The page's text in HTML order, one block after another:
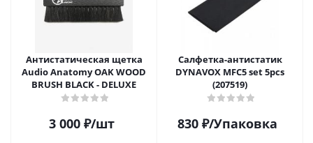
Антистатическая щетка
Audio Anatomy OAK WOOD
BRUSH BLACK - DELUXE
3 000₽/шт
Салфетка-aнтистатик
DYNAVOX MFC5 set 5pcs
(207519)
830 ₽/Упаковка